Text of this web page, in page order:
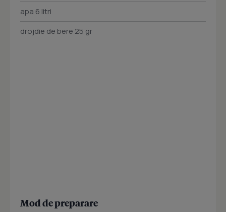
apa 6 litri
drojdie de bere 25 gr
Mod de preparare